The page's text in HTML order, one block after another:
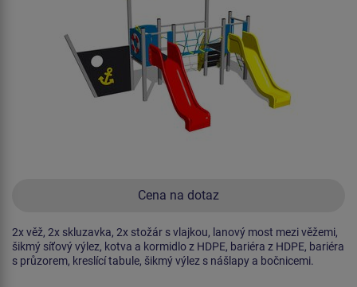
Cena na dotaz
2x věž, 2x skluzavka, 2x stožár s vlajkou, lanový most mezi věžemi,
šikmý síťový výlez, kotva a kormidlo z HDPE, bariéra z HDPE, bariéra
s průzorem, kreslící tabule, šikmý výlez s nášlapy a bočnicemi.